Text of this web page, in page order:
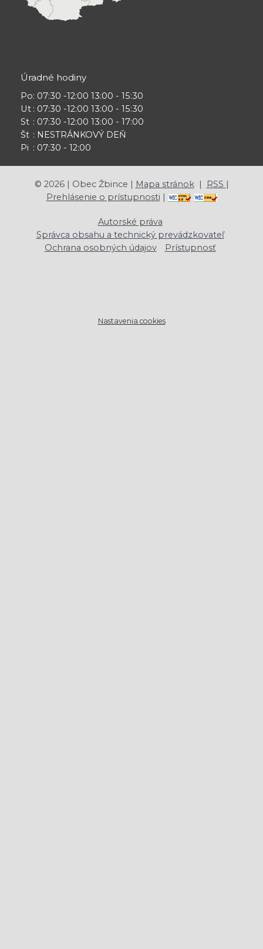
Úradné hodiny
Po
Ut
St
Št
Pi
: 07:30 -12:00 13:00 - 15:30
: 07:30 -12:00 13:00 - 15:30
: 07:30 -12:00 13:00 - 17:00
: NESTRÁNKOVÝ DEŇ
: 07:30 - 12:00
© 2026| Obec Žbince | Mapa stránok| RSS |
Prehlásenie o prístupnosti |
Autorské práva
Správca obsahu a technický prevádzkovateľ
Ochrana osobných údajov
Prístupnosť
Nastavenia cookies